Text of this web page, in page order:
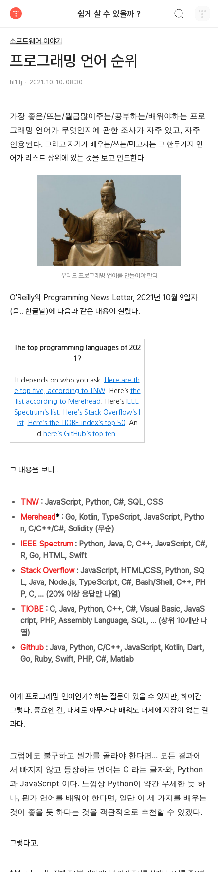
쉽게 살 수 있을까 ?
소프트웨어 이야기
프로그래밍 언어 순위
hl1itj 2021. 10. 10. 08:30
가장 좋은/뜨는/월급많이주는/공부하는/배워야하는 프로
그래밍 언어가 무엇인지에 관한 조사가 자주 있고, 자주
인용된다. 그리고 자기가 배우는/쓰는/먹고사는 그 한두가지 언
어가 리스트 상위에 있는 것을 보고 안도한다.
우리도 프로그래밍 언어를 만들어야 한다
O'Reilly의 Programming News Letter, 2021년 10월 9일자
(음.. 한글날)에 다음과 같은 내용이 실렸다.
The top programming languages of 202
1?
It depends on who you ask.
Here are th
e top five, according to TNW. Here’s the
list according to Merehead
. Here’s
IEEE
Spectrum’s list
Here’s Stack Overflow’s l
ist. Here’s the TIOBE index’s top 50. An
d here’s GitHub’s top ten
그 내용을 보니..
TNW : JavaScript, Python, C#, SQL, CSS
Merehead*: Go, Kotlin, TypeScript, JavaScript, Pytho
n, C/C++/C#, Solidity (무순)
IEEE Spectrum : Python, Java, C, C++, JavaScript, C#,
R, Go, HTML, Swift
Stack Overflow: JavaScript, HTML/CSS, Python, SQ
L, Java, Node.js, TypeScript, C#, Bash/Shell, C++, PH
P, C, ... (20% 이상 응답만 나열)
TIOBE : C, Java, Python, C++, C#, Visual Basic, JavaS
cript, PHP, Assembly Language, SQL, ... (상위 10개만 나
열)
Github : Java, Python, C/C++, JavaScript, Kotlin, Dart,
Go, Ruby, Swift, PHP, C#, Matlab
이게 프로그래밍 언어인가? 하는 질문이 있을 수 있지만, 하여간
그렇다. 중요한 건, 대체로 아무거나 배워도 대세에 지장이 없는 결
과다.
그럼에도 불구하고 뭔가를 골라야 한다면... 모든 결과에
서 빠지지 않고 등장하는 언어는 C 라는 글자와, Python
과 JavaScript 이다. 느낌상 Python이 약간 우세한 듯 하
나, 뭔가 언어를 배워야 한다면, 일단 이 세 가지를 배우는
것이 좋을 듯 하다는 것을 객관적으로 추천할 수 있겠다.
그렇다고.